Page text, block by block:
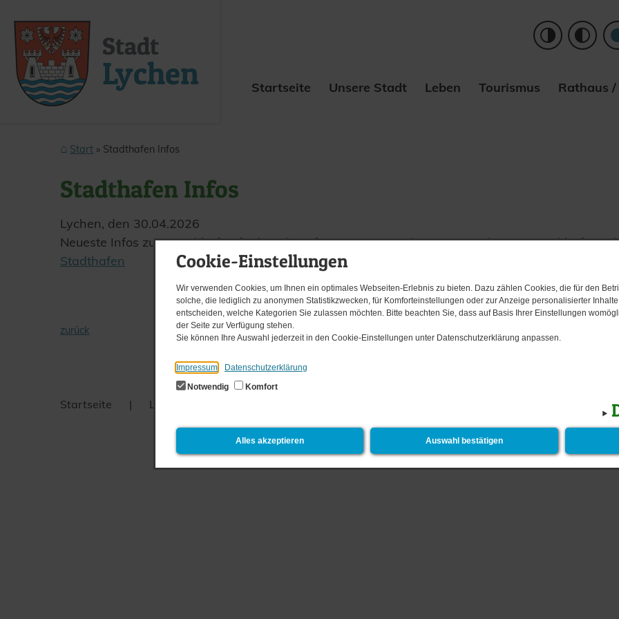
Cookie-Einstellungen
Wir verwenden Cookies, um Ihnen ein optimales Webseiten-Erlebnis zu bieten. Dazu zählen Cookies, die für den
solche, die lediglich zu anonymen Statistikzwecken, für Komforteinstellungen oder zur Anzeige personalisierter
entscheiden, welche Kategorien Sie zulassen möchten. Bitte beachten Sie, dass auf Basis Ihrer Einstellungen
der Seite zur Verfügung stehen.
Sie können Ihre Auswahl jederzeit in den Cookie-Einstellungen unter Datenschutzerklärung anpassen.
Impressum
Datenschutzerklärung
Notwendig
Komfort
Alles akzeptieren Auswahl bestätigen
Startseite Unsere Stadt Leben Tourismus Rathaus
Start Stadthafen Infos
Stadthafen Infos
Lychen, den 30.​04.​2026
Neueste Infos zum Stadthafen finden Sie auf unserer Startseite unter Tourismus - Stadthafen
Stadthafen
zurück
Startseite Login